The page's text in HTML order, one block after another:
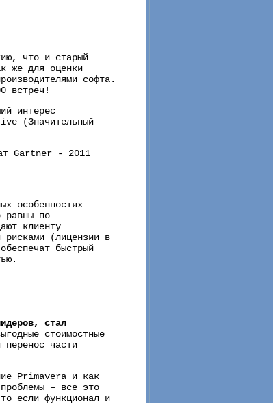
что и старый
же для оценки
софта.
встреч!
интерес
(Значительный
особенностях
равны по
клиенту
рисками (лицензии в
быстрый
стал
стоимостные
части
Primavera и как
– все это
если функционал и